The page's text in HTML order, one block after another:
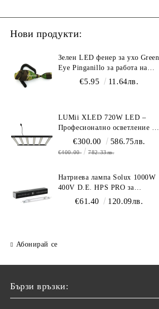
Нови продукти:
Зелен LED фенер за ухо Green
Eye Pinganillo за работа на
тъмно в гроурум
€5.95 11.64лв.
LUMii XLED 720W LED –
Професионално осветление с
пълен спектър (1700 µmol/s)
€300.00 586.75лв.
€400.00 782.33лв.
Натриева лампа Solux 1000W
400V D.E. HPS PRO за
професионално осветление
€61.40 120.09лв.
Абонирай се
Бързи връзки: